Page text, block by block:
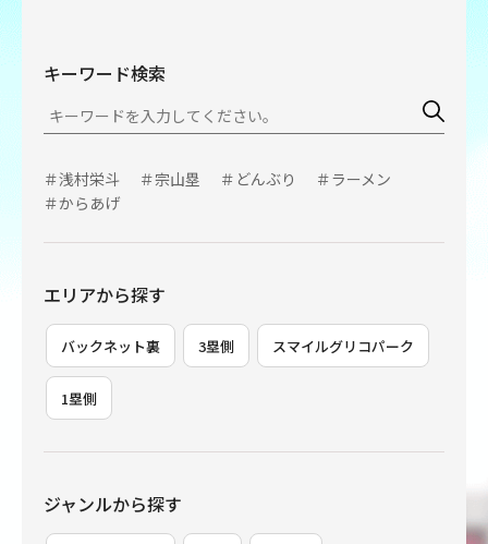
キーワード検索
＃浅村栄斗 ＃宗山塁 ＃どんぶり
＃ラーメン
＃からあげ
エリアから探す
バックネット裏 3塁側 スマイルグリコパーク
1塁側
ジャンルから探す